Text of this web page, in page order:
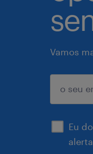
Vamos
Eu
enviar